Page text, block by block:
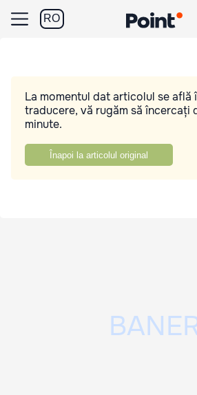
RO
La momentul dat articolul se află
traducere, vă rugăm să încercați
minute.
Înapoi la articolul original